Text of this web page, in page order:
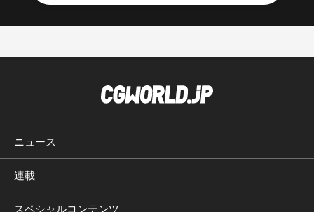
ニュース
連載
スペシャルコンテンツ